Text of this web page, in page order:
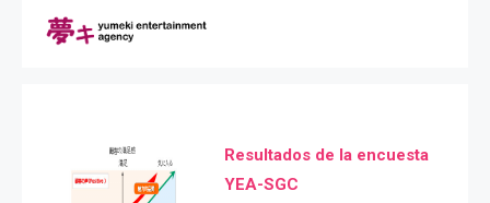
Resultados de la encuesta
YEA-SGC